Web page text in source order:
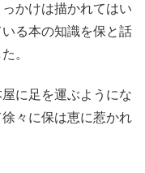
かけは描かれてはい
る本の知識を保と話
。
に足を運ぶようにな
々に保は恵に惹かれ